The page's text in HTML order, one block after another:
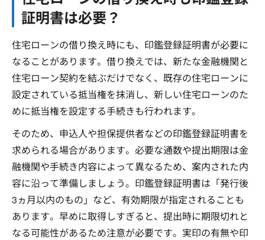
証明書は必要？
住宅ローンの借り換え時にも、印鑑登録証明書が必要に
なることがあります。借り換えでは、新たな金融機関と
住宅ローン契約を結ぶだけでなく、既存の住宅ローンに
設定されている抵当権を抹消し、新しい住宅ローンのた
めに抵当権を設定する手続きも行われます。
そのため、申込人や担保提供者などの印鑑登録証明書を
求められる場合があります。必要な通数や提出期限は金
融機関や手続き内容によって異なるため、案内された内
容に沿って準備しましょう。印鑑登録証明書は「発行後
3ヵ月以内のもの」など、有効期限が指定されることも
あります。早めに取得しすぎると、提出時に期限切れと
なる可能性があるため注意が必要です。実印の有無や印